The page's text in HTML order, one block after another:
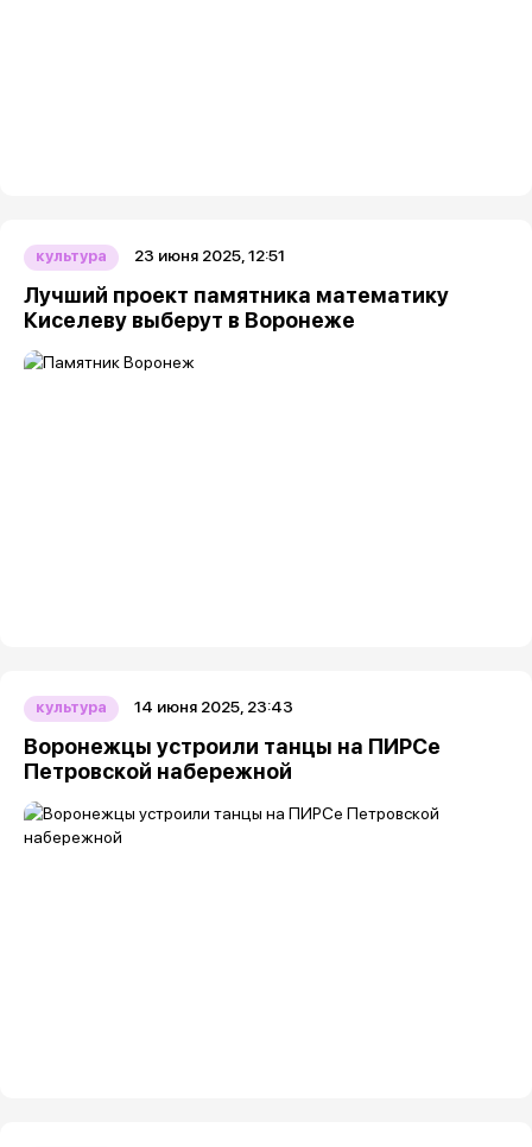
культура 23 июня 2025, 12:51
Лучший проект памятника математику
Киселеву выберут в Воронеже
культура 14 июня 2025, 23:43
Воронежцы устроили танцы на ПИРСе
Петровской набережной